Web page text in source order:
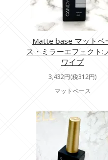
Matte base マットベ
ス・ミラーエフェクト:
ワイプ
3,432円(税312円)
マットベース